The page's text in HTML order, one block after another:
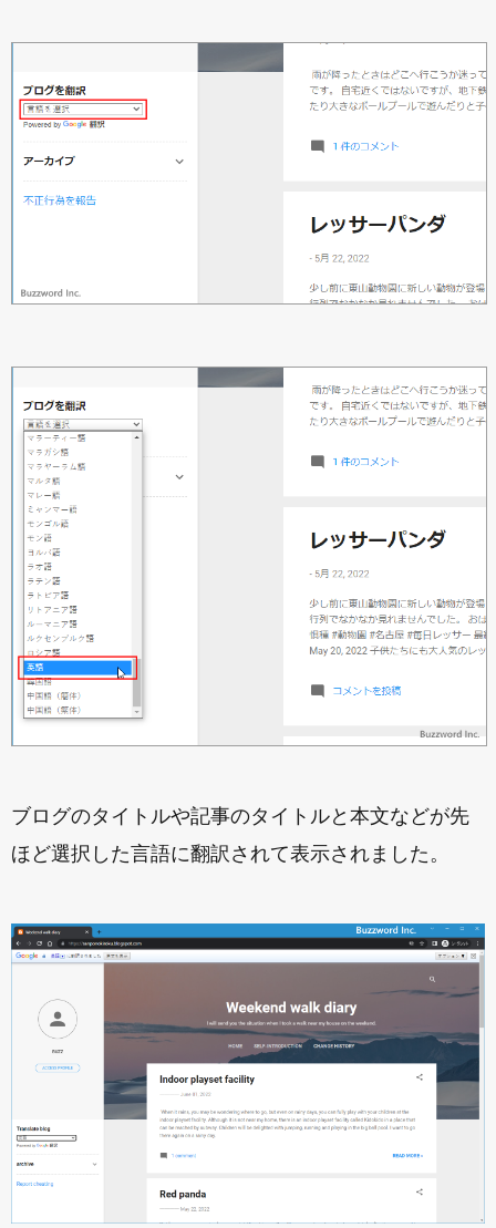
ブログのタイトルや記事のタイトルと本文などが先
ほど選択した言語に翻訳されて表示されました。